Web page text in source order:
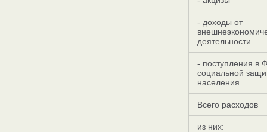
- доходы от
деятельности
- поступления в
социальной
населения
Всего расходов
из них: